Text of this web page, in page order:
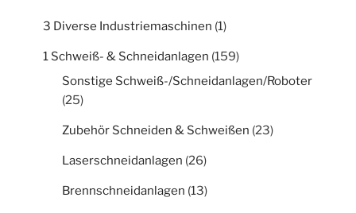
3 Diverse Industriemaschinen (1)
1 Schweiß- & Schneidanlagen (159)
Sonstige Schweiß-/Schneidanlagen/Roboter
(25)
Zubehör Schneiden & Schweißen (23)
Laserschneidanlagen (26)
Brennschneidanlagen (13)